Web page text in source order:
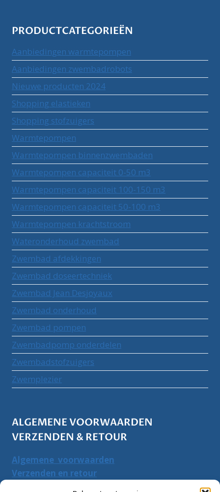
PRODUCTCATEGORIEËN
Aanbiedingen warmtepompen
Aanbiedingen zwembadrobots
Nieuwe producten 2024
Shopping elastieken
Shopping stofzuigers
Warmtepompen
Warmtepompen binnenzwembaden
Warmtepompen capaciteit 0-50 m3
Warmtepompen capaciteit 100-150 m3
Warmtepompen capaciteit 50-100 m3
Warmtepompen krachtstroom
Wateronderhoud zwembad
Zwembad afdekkingen
Zwembad doseertechniek
Zwembad Jean Desjoyaux
Zwembad onderhoud
Zwembad pompen
Zwembadpomp onderdelen
Zwembadstofzuigers
Zwemplezier
ALGEMENE VOORWAARDEN
VERZENDEN & RETOUR
Algemene voorwaarden
Verzenden en retour